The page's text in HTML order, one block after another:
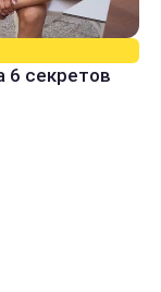
6 секретов